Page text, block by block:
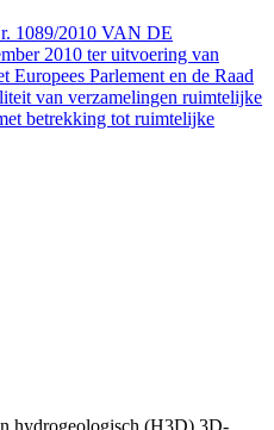
1089/2010 VAN DE
2010 ter uitvoering van
Parlement en de Raad
van verzamelingen ruimtelijke
betrekking tot ruimtelijke
hydrogeologisch (H3D) 3D-